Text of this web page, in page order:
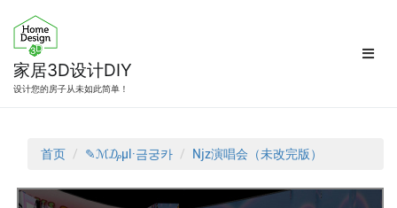
家居3D设计DIY
设计您的房子从未如此简单！
首页 ✎ℳ₯μl·금궁카 Njz演唱会（未改完版）